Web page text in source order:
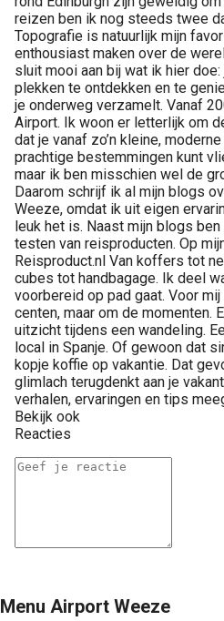
reizen ben ik nog steeds twee
Topografie is natuurlijk mijn
enthousiast maken over de
sluit mooi aan bij wat ik hier
plekken te ontdekken en te
je onderweg verzamelt. Vanaf
Airport. Ik woon er letterlijk om
dat je vanaf zo’n kleine,
prachtige bestemmingen kunt
maar ik ben misschien wel de
Daarom schrijf ik al mijn blogs
Weeze, omdat ik uit eigen
leuk het is. Naast mijn blogs
testen van reisproducten. Op
Reisproduct.nl Van koffers tot
cubes tot handbagage. Ik deel
voorbereid op pad gaat. Voor
centen, maar om de momenten.
uitzicht tijdens een wandeling.
local in Spanje. Of gewoon dat
kopje koffie op vakantie. Dat
glimlach terugdenkt aan je
verhalen, ervaringen en tips
Bekijk ook
Reacties
Menu Airport Weeze